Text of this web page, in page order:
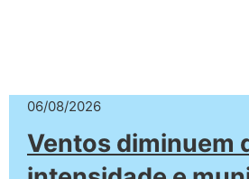
06/08/2026
Ventos diminuem
intensidade e